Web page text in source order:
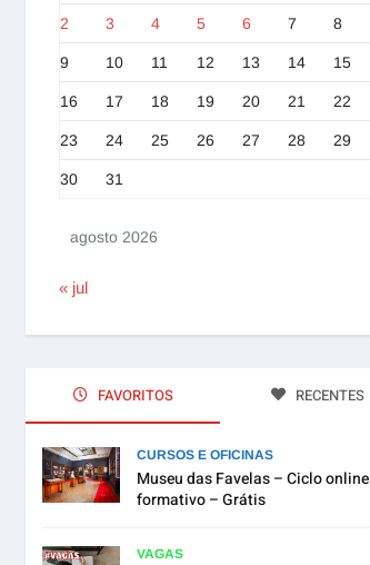
agosto 2026
2 3 4 5 6 7 8
9 10 11 12 13 14 15
16 17 18 19 20 21 22
23 24 25 26 27 28 29
30 31
« jul
FAVORITOS RECENTES
CURSOS E OFICINAS
Museu das Favelas – Ciclo online
formativo – Grátis
VAGAS